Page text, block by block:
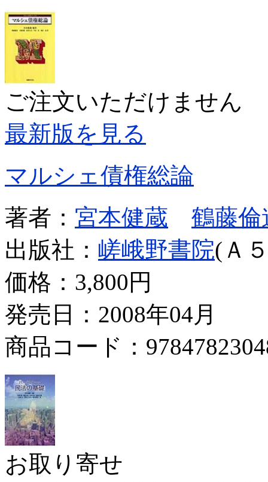
ご注文いただけません
最新版を見る
マルシェ債権総論
著者： 宮本健蔵
鶴藤倫
出版社： 嵯峨野書院(Ａ
価格： 3,800円
発売日：2008年04月
商品コード：
お取り寄せ